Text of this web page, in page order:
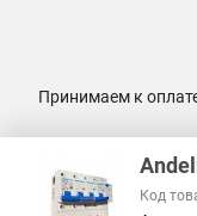
Принимаем к
Код